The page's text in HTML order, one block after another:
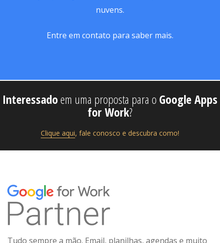
nuvens.
Entre em contato para saber mais.
Interessadoem uma proposta para o Google Apps
for Work?
Clique aqui, fale conosco e descubra como!
Tudo sempre a mão. Email, planilhas, agendas e muito